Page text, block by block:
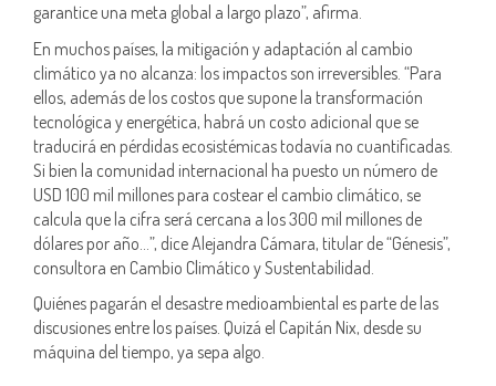
garantice una meta global a largo plazo”, afirma.
En muchos países, la mitigación y adaptación al cambio
climático ya no alcanza: los impactos son irreversibles. “Para
ellos, además de los costos que supone la transformación
tecnológica y energética, habrá un costo adicional que se
traducirá en pérdidas ecosistémicas todavía no cuantificadas.
Si bien la comunidad internacional ha puesto un número de
USD 100 mil millones para costear el cambio climático, se
calcula que la cifra será cercana a los 300 mil millones de
dólares por año…”, dice Alejandra Cámara, titular de “Génesis”,
consultora en Cambio Climático y Sustentabilidad.
Quiénes pagarán el desastre medioambiental es parte de las
discusiones entre los países. Quizá el Capitán Nix, desde su
máquina del tiempo, ya sepa algo.